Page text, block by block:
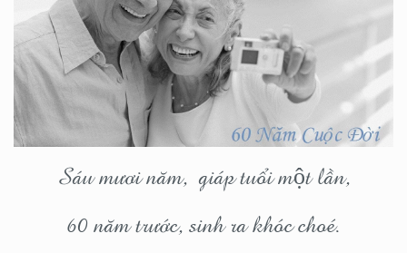
Sáu mươi năm, giáp tuổi một lần,
60 năm trước, sinh ra khóc choé.